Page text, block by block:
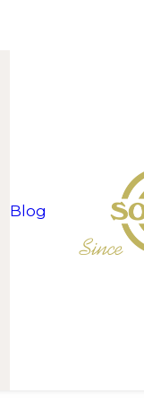
Blog